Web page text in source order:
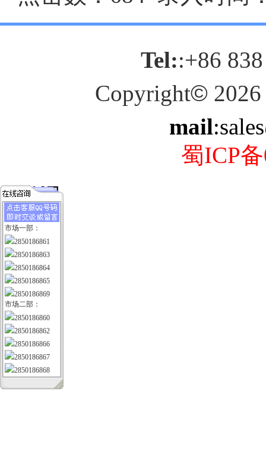
Tel::+86
Copyright© 2026
mail
蜀ICP
市场一部：
2850186861
2850186863
2850186864
2850186865
2850186869
市场二部：
2850186860
2850186862
2850186866
2850186867
2850186868